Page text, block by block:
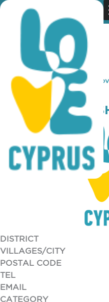
You are here: Home »
MIKEL COFFEE SHOP
MIKEL COFFEE
DISTRICT
VILLAGES/CITY
POSTAL CODE
TEL
EMAIL
CATEGORY